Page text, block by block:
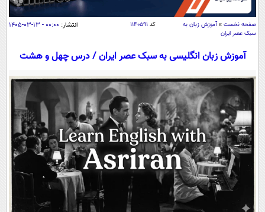
اقتصاد
حوادث
سلامت
یک برش دانایی
محیط زیست
سفر و تفریح
بین الملل
سیاست خارجی
فرهنگ و هنر
علم و دانش
فناوری و It
علمی
اخبار کریپتو
قرآن
گوناگون
سرگرمی
باشگاه مغز
فیلم
اقتصاد
عصر ایران 2
صفحه نخست »آموزش زبان به
سبک عصر ایران
کد ۱۱۴۰۵۹۱ انتشار: ۰۰:۰۰ - ۱۳-۰۳-۱۴۰۵
آموزش زبان انگلیسی به سبک عصر ایران / درس چهل و هشت